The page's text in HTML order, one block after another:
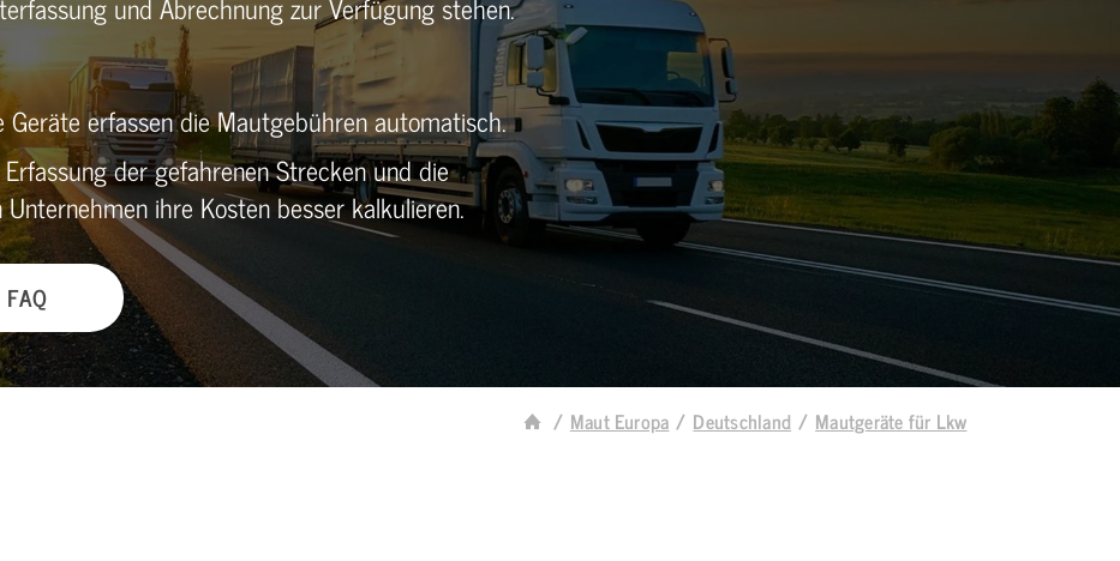
erfassen die Mautgebühren automatisch.
der gefahrenen Strecken und die
ihre Kosten besser kalkulieren.
FAQ
Maut Europa Deutschland Mautgeräte für Lkw